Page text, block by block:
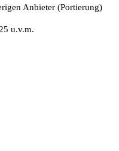
Anbieter (Portierung)
u.v.m.